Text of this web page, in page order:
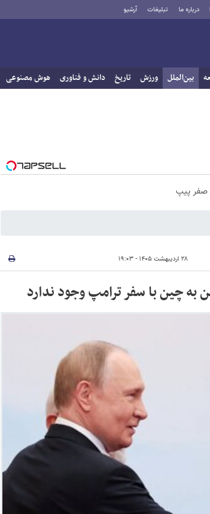
درباره ما تبلیغات آرشیو
بین‌الملل ورزش تاریخ دانش و فناوری هوش مصنوعی
۲۸ اردیبهشت ۱۴۰۵ - ۱۹:۰۳
به چین با سفر ترامپ وجود ندارد